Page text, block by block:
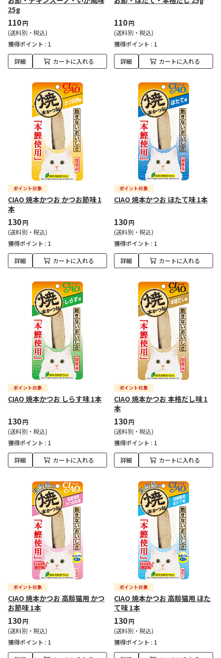
25g
110円
(送料別・税込)
獲得ポイント : 1
詳細 カートに入れる
110円
(送料別・税込)
獲得ポイント : 1
詳細 カートに入れる
CIAO 焼本かつお かつお節味 1
本
130円
(送料別・税込)
獲得ポイント : 1
詳細 カートに入れる
CIAO 焼本かつお ほたて味 1本
130円
(送料別・税込)
獲得ポイント : 1
詳細 カートに入れる
CIAO 焼本かつお しらす味 1本
130円
(送料別・税込)
獲得ポイント : 1
詳細 カートに入れる
CIAO 焼本かつお 本格だし味 1
本
130円
(送料別・税込)
獲得ポイント : 1
詳細 カートに入れる
CIAO 焼本かつお 高齢猫用 かつ
お節味 1本
130円
(送料別・税込)
獲得ポイント : 1
CIAO 焼本かつお 高齢猫用 ほた
て味 1本
130円
(送料別・税込)
獲得ポイント : 1